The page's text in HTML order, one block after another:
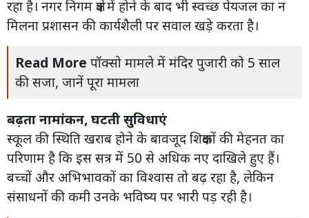
रहा है। नगर निगम क्षेत्र में होने के बाद भी स्वच्छ पेयजल का न
मिलना प्रशासन की कार्यशैली पर सवाल खड़े करता है।
Read More पॉक्सो मामले में मंदिर पुजारी को 5 साल
की सजा, जानें पूरा मामला
बढ़ता नामांकन, घटती सुविधाएं
स्कूल की स्थिति खराब होने के बावजूद शिक्षकों की मेहनत का
परिणाम है कि इस सत्र में 50 से अधिक नए दाखिले हुए हैं।
बच्चों और अभिभावकों का विश्वास तो बढ़ रहा है, लेकिन
संसाधनों की कमी उनके भविष्य पर भारी पड़ रही है।